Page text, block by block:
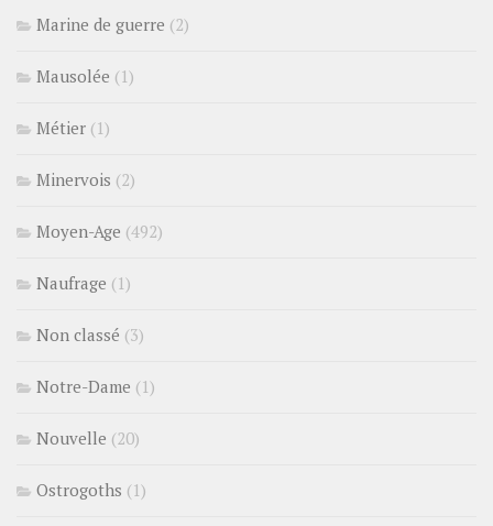
Marine de guerre (2)
Mausolée (1)
Métier (1)
Minervois (2)
Moyen-Age (492)
Naufrage (1)
Non classé (3)
Notre-Dame (1)
Nouvelle (20)
Ostrogoths (1)